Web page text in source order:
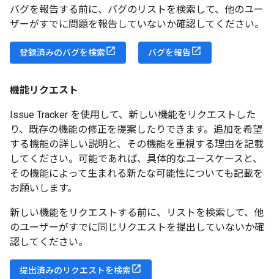
バグを報告する前に、バグのリストを検索して、他のユー
ザーがすでに問題を報告していないか確認してください。
登録済みのバグを検索 バグを報告
機能リクエスト
Issue Tracker を使用して、新しい機能をリクエストした
り、既存の機能の修正を提案したりできます。追加を希望
する機能の詳しい説明と、その機能を重視する理由を記載
してください。可能であれば、具体的なユースケースと、
その機能によって生まれる新たな可能性についても記載を
お願いします。
新しい機能をリクエストする前に、リストを検索して、他
のユーザーがすでに同じリクエストを提出していないか確
認してください。
提出済みのリクエストを検索